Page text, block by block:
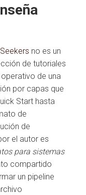
no es un
de tutoriales
de una
por capas que
Start hasta
de
de
el autor es
para sistemas
compartido
un pipeline